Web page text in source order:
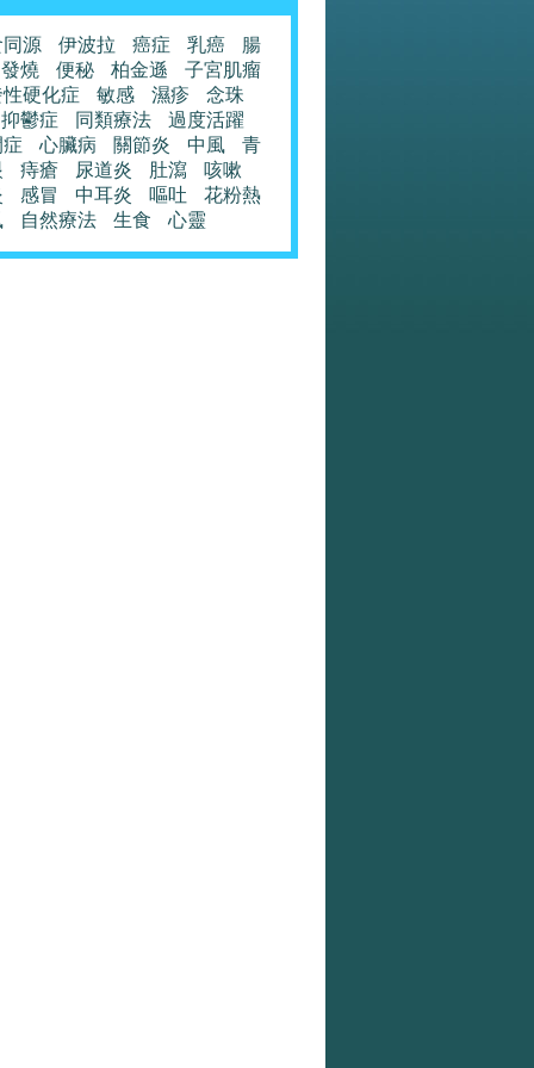
源 伊波拉 癌症 乳癌
腸
發燒
便秘 柏金遜
子宮肌瘤
硬化症
敏感 濕疹
念珠
抑鬱症
同類療法
過度活躍
心臟病 關節炎 中風
青
痔瘡 尿道炎 肚瀉
咳嗽
感冒 中耳炎 嘔吐
花粉熱
自然療法 生食 心靈